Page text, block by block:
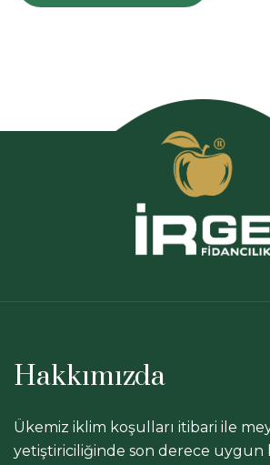
Hakkımızda
Ükemiz iklim koşulları itibari ile
yetiştiriciliğinde son derece uygun